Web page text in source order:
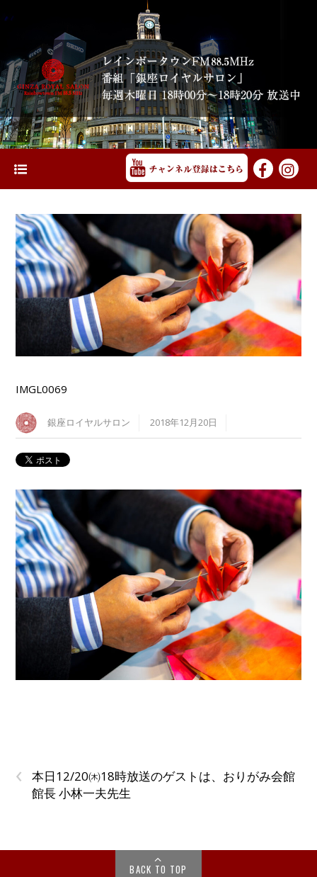
IMGL0069
銀座ロイヤルサロン 2018年12月20日
‹
本日12/20㈭18時放送のゲストは、おりがみ会館
館長 小林一夫先生
BACK TO TOP